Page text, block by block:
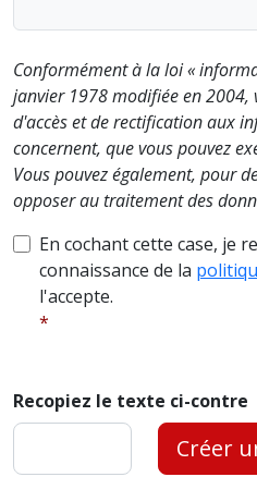
Conformément à la loi «
janvier 1978 modifiée en 2004,
d'accès et de rectification aux
concernent, que vous pouvez
Vous pouvez également, pour
opposer au traitement des
En cochant cette case, je
connaissance de la
l'accepte.
Recopiez le texte ci-contre
Créer